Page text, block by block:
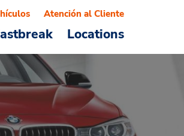
Locations
Atención al Cliente